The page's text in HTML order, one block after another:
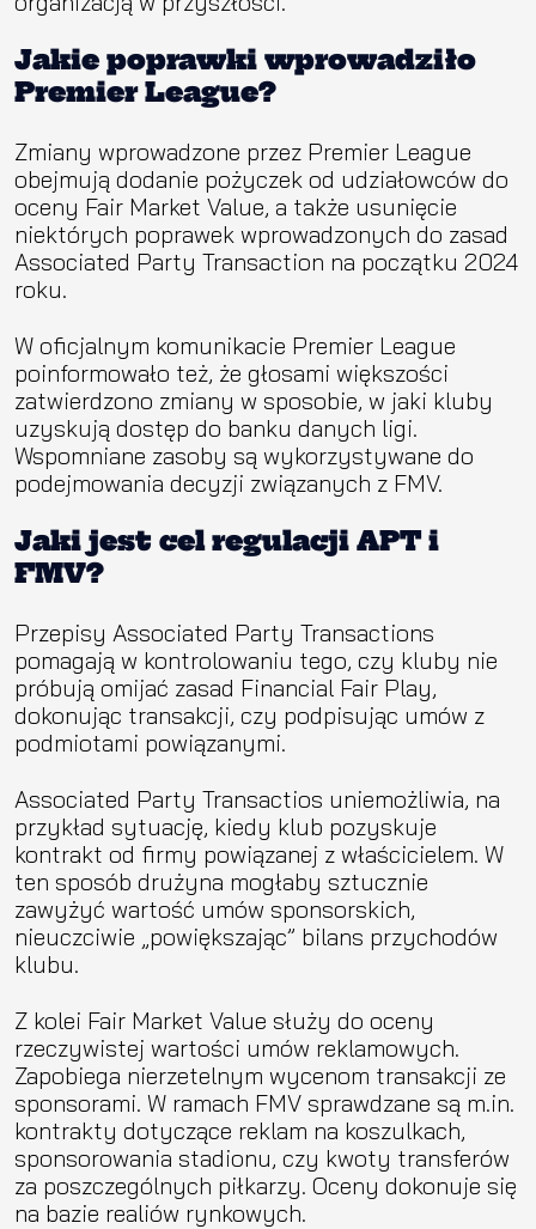
Jakie poprawki wprowadziło
Premier League?
Zmiany wprowadzone przez Premier League
obejmują dodanie pożyczek od udziałowców do
oceny Fair Market Value, a także usunięcie
niektórych poprawek wprowadzonych do zasad
Associated Party Transaction na początku 2024
roku.
W oficjalnym komunikacie Premier League
poinformowało też, że głosami większości
zatwierdzono zmiany w sposobie, w jaki kluby
uzyskują dostęp do banku danych ligi.
Wspomniane zasoby są wykorzystywane do
podejmowania decyzji związanych z FMV.
Jaki jest cel regulacji APT i
FMV?
Przepisy Associated Party Transactions
pomagają w kontrolowaniu tego, czy kluby nie
próbują omijać zasad Financial Fair Play,
dokonując transakcji, czy podpisując umów z
podmiotami powiązanymi.
Associated Party Transactios uniemożliwia, na
przykład sytuację, kiedy klub pozyskuje
kontrakt od firmy powiązanej z właścicielem. W
ten sposób drużyna mogłaby sztucznie
zawyżyć wartość umów sponsorskich,
nieuczciwie „powiększając” bilans przychodów
klubu.
Z kolei Fair Market Value służy do oceny
rzeczywistej wartości umów reklamowych.
Zapobiega nierzetelnym wycenom transakcji ze
sponsorami. W ramach FMV sprawdzane są m.in.
kontrakty dotyczące reklam na koszulkach,
sponsorowania stadionu, czy kwoty transferów
za poszczególnych piłkarzy. Oceny dokonuje się
na bazie realiów rynkowych.